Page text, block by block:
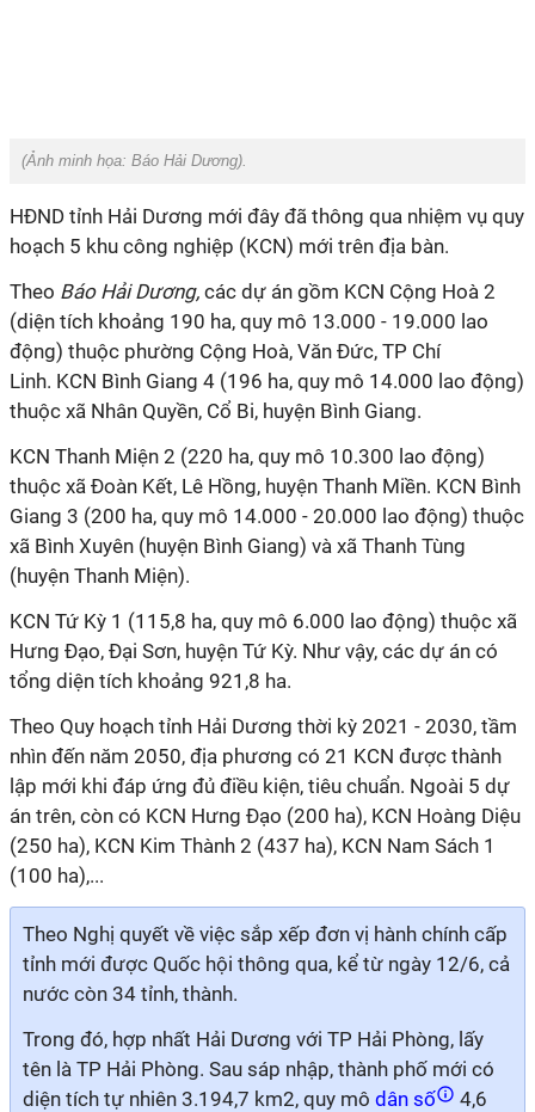
(Ảnh minh họa: Báo Hải Dương).
HĐND tỉnh Hải Dương mới đây đã thông qua nhiệm vụ quy
hoạch 5 khu công nghiệp (KCN) mới trên địa bàn.
Theo Báo Hải Dương, các dự án gồm KCN Cộng Hoà 2
(diện tích khoảng 190 ha, quy mô 13.000 - 19.000 lao
động) thuộc phường Cộng Hoà, Văn Đức, TP Chí
Linh. KCN Bình Giang 4 (196 ha, quy mô 14.000 lao động)
thuộc xã Nhân Quyền, Cổ Bi, huyện Bình Giang.
KCN Thanh Miện 2 (220 ha, quy mô 10.300 lao động)
thuộc xã Đoàn Kết, Lê Hồng, huyện Thanh Miền. KCN Bình
Giang 3 (200 ha, quy mô 14.000 - 20.000 lao động) thuộc
xã Bình Xuyên (huyện Bình Giang) và xã Thanh Tùng
(huyện Thanh Miện).
KCN Tứ Kỳ 1 (115,8 ha, quy mô 6.000 lao động) thuộc xã
Hưng Đạo, Đại Sơn, huyện Tứ Kỳ. Như vậy, các dự án có
tổng diện tích khoảng 921,8 ha.
Theo Quy hoạch tỉnh Hải Dương thời kỳ 2021 - 2030, tầm
nhìn đến năm 2050, địa phương có 21 KCN được thành
lập mới khi đáp ứng đủ điều kiện, tiêu chuẩn. Ngoài 5 dự
án trên, còn có KCN Hưng Đạo (200 ha), KCN Hoàng Diệu
(250 ha), KCN Kim Thành 2 (437 ha), KCN Nam Sách 1
(100 ha),...
Theo Nghị quyết về việc sắp xếp đơn vị hành chính cấp
tỉnh mới được Quốc hội thông qua, kể từ ngày 12/6, cả
nước còn 34 tỉnh, thành.
Trong đó, hợp nhất Hải Dương với TP Hải Phòng, lấy
tên là TP Hải Phòng. Sau sáp nhập, thành phố mới có
diện tích tự nhiên 3.194,7 km2, quy mô dân số
4,6